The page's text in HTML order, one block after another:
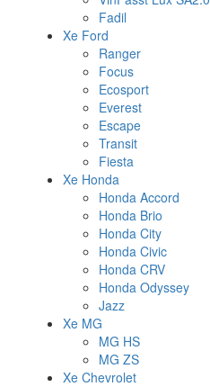
Fadil
Xe Ford
Ranger
Focus
Ecosport
Everest
Escape
Transit
Fiesta
Xe Honda
Honda Accord
Honda Brio
Honda City
Honda Civic
Honda CRV
Honda Odyssey
Jazz
Xe MG
MG HS
MG ZS
Xe Chevrolet